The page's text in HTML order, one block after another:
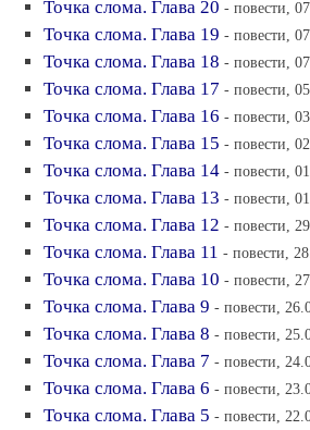
Точка слома. Глава 20 - повести,
Точка слома. Глава 19 - повести,
Точка слома. Глава 18 - повести,
Точка слома. Глава 17 - повести,
Точка слома. Глава 16 - повести,
Точка слома. Глава 15 - повести,
Точка слома. Глава 14 - повести,
Точка слома. Глава 13 - повести,
Точка слома. Глава 12 - повести,
Точка слома. Глава 11 - повести,
Точка слома. Глава 10 - повести,
Точка слома. Глава 9 - повести,
Точка слома. Глава 8 - повести,
Точка слома. Глава 7 - повести,
Точка слома. Глава 6 - повести,
Точка слома. Глава 5 - повести,